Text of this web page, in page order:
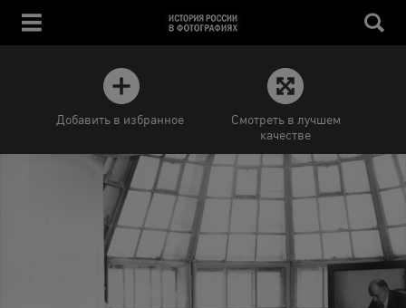
Добавить в избранное
Смотреть в лучшем
качестве